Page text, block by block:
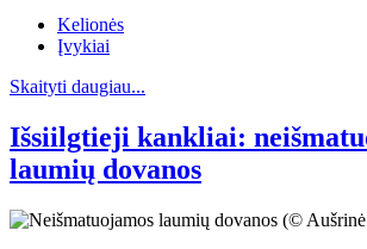
Kelionės
Įvykiai
Skaityti daugiau...
Išsiilgtieji kankliai:
laumių dovanos